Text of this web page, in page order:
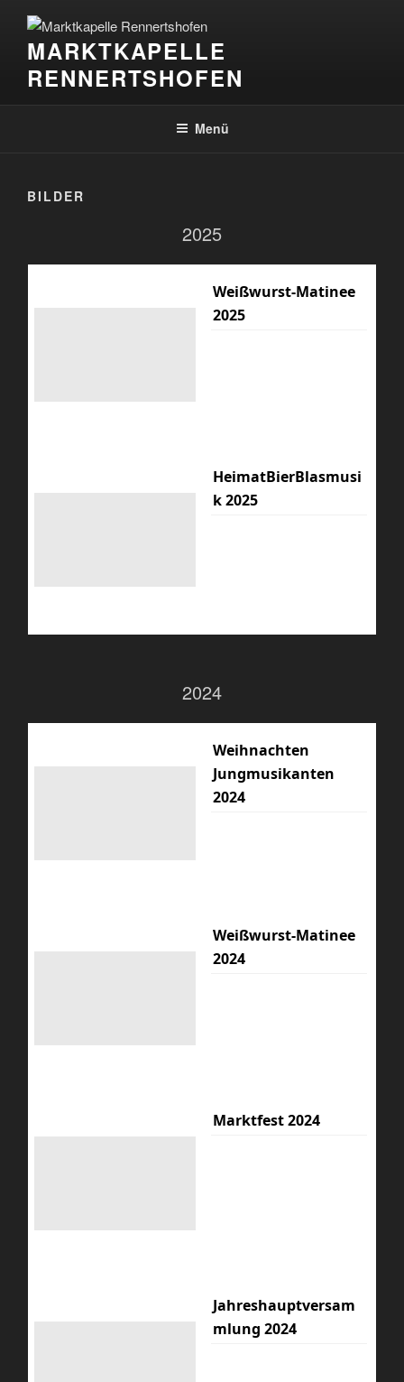
Inhalt
springenMARKTKAPELLE
RENNERTSHOFEN
Menü
BILDER
2025
Weißwurst-Matinee
2025
HeimatBierBlasmusi
k 2025
2024
Weihnachten
Jungmusikanten
2024
Weißwurst-Matinee
2024
Marktfest 2024
Jahreshauptversam
mlung 2024